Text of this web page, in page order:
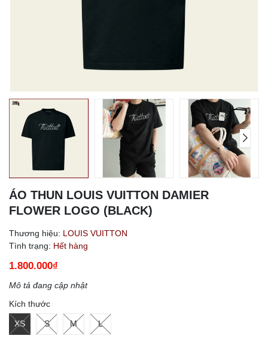
ÁO THUN LOUIS VUITTON DAMIER
FLOWER LOGO (BLACK)
Thương hiệu: LOUIS VUITTON
Tình trạng: Hết hàng
1.800.000₫
Mô tả đang cập nhật
Kích thước
XS S M L